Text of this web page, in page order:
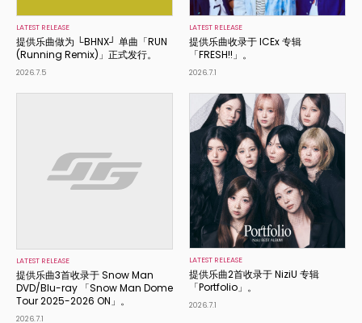
LATEST RELEASE
提供乐曲做为 └BHNX┘ 单曲「RUN
(Running Remix)」正式发行。
2026.7.5
LATEST RELEASE
提供乐曲收录于 ICEx 专辑
「FRESH!!」。
2026.7.1
LATEST RELEASE
提供乐曲3首收录于 Snow Man
DVD/Blu-ray 「Snow Man Dome
Tour 2025-2026 ON」。
2026.7.1
LATEST RELEASE
提供乐曲2首收录于 NiziU 专辑
「Portfolio」。
2026.7.1